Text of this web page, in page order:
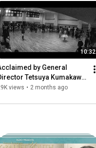
10:32
by General
Tetsuya Kumakawa.
of Paris," brought
views • 2 months ago